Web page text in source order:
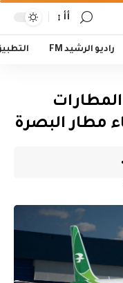
أأ
راديو الرشيد FM
مطار البصرة